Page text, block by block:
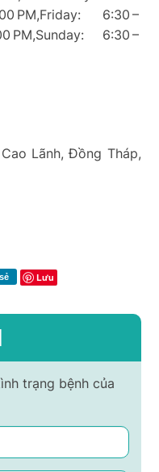
PM,Friday: 6:30 –
PM,Sunday: 6:30 –
Lãnh, Đồng Tháp,
Lưu
trạng bệnh của